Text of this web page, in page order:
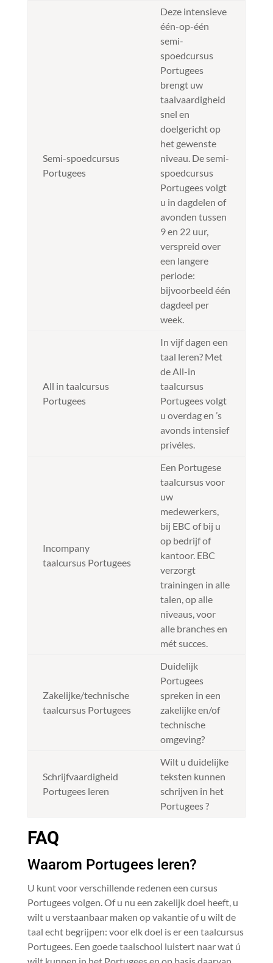
Semi-spoedcursus
Portugees
Deze intensieve
één-op-één
semi-
spoedcursus
Portugees
brengt uw
taalvaardigheid
snel en
doelgericht op
het gewenste
niveau. De semi-
spoedcursus
Portugees volgt
u in dagdelen of
avonden tussen
9 en 22 uur,
verspreid over
een langere
periode:
bijvoorbeeld één
dagdeel per
week.
All in taalcursus
Portugees
In vijf dagen een
taal leren? Met
de All-in
taalcursus
Portugees volgt
u overdag en ’s
avonds intensief
privéles.
Incompany
taalcursus Portugees
Een Portugese
taalcursus voor
uw
medewerkers,
bij EBC of bij u
op bedrijf of
kantoor. EBC
verzorgt
trainingen in alle
talen, op alle
niveaus, voor
alle branches en
mét succes.
Zakelijke/technische
taalcursus Portugees
Duidelijk
Portugees
spreken in een
zakelijke en/of
technische
omgeving?
Schrijfvaardigheid
Portugees leren
Wilt u duidelijke
teksten kunnen
schrijven in het
Portugees ?
FAQ
Waarom Portugees leren?
U kunt voor verschillende redenen een cursus
Portugees volgen. Of u nu een zakelijk doel heeft, u
wilt u verstaanbaar maken op vakantie of u wilt de
taal echt begrijpen: voor elk doel is er een taalcursus
Portugees. Een goede taalschool luistert naar wat ú